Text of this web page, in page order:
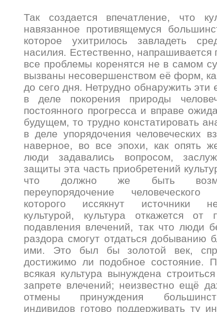
Так создается впечатление, что
навязанное противящемуся
которое ухитрилось завладеть
насилия. Естественно, напрашивается
все проблемы коренятся не в самом
вызваны несовершенством её форм,
до сего дня. Нетрудно обнаружить эти
в деле покорения природы
постоянного прогресса и вправе
будущем, то трудно констатировать
в деле упорядочения человеческих
наверное, во все эпохи, как опять
люди задавались вопросом,
защиты эта часть приобретений
что должно же быть
переупорядочение
которого иссякнут источники
культурой, культура откажется
подавления влечений, так что люди
раздора смогут отдаться добыванию
ими. Это был бы золотой век,
достижимо ли подобное состояние.
всякая культура вынуждена
запрете влечений; неизвестно ещё
отмены принуждения
индивидов готово поддерживать ту